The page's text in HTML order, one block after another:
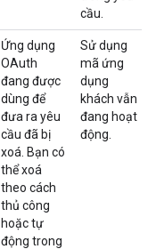
cầu.
Ứng dụng
OAuth
đang được
dùng để
đưa ra yêu
cầu đã bị
xoá. Bạn có
thể xoá
theo cách
thủ công
hoặc tự
động trong
Sử dụng
mã ứng
dụng
khách vẫn
đang hoạt
động.